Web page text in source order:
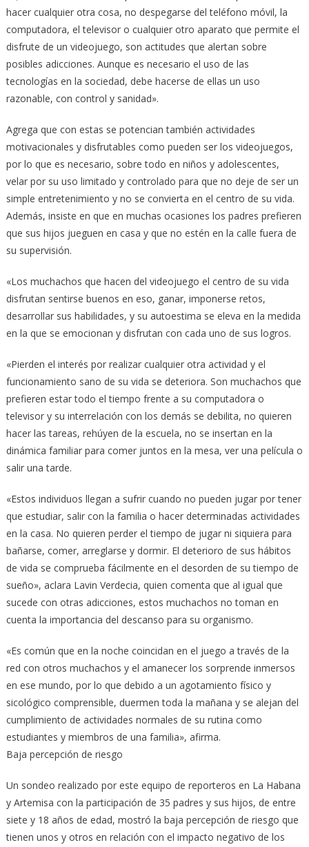
hacer cualquier otra cosa, no despegarse del teléfono móvil, la
computadora, el televisor o cualquier otro aparato que permite el
disfrute de un videojuego, son actitudes que alertan sobre
posibles adicciones. Aunque es necesario el uso de las
tecnologías en la sociedad, debe hacerse de ellas un uso
razonable, con control y sanidad».
Agrega que con estas se potencian también actividades
motivacionales y disfrutables como pueden ser los videojuegos,
por lo que es necesario, sobre todo en niños y adolescentes,
velar por su uso limitado y controlado para que no deje de ser un
simple entretenimiento y no se convierta en el centro de su vida.
Además, insiste en que en muchas ocasiones los padres prefieren
que sus hijos jueguen en casa y que no estén en la calle fuera de
su supervisión.
«Los muchachos que hacen del videojuego el centro de su vida
disfrutan sentirse buenos en eso, ganar, imponerse retos,
desarrollar sus habilidades, y su autoestima se eleva en la medida
en la que se emocionan y disfrutan con cada uno de sus logros.
«Pierden el interés por realizar cualquier otra actividad y el
funcionamiento sano de su vida se deteriora. Son muchachos que
prefieren estar todo el tiempo frente a su computadora o
televisor y su interrelación con los demás se debilita, no quieren
hacer las tareas, rehúyen de la escuela, no se insertan en la
dinámica familiar para comer juntos en la mesa, ver una película o
salir una tarde.
«Estos individuos llegan a sufrir cuando no pueden jugar por tener
que estudiar, salir con la familia o hacer determinadas actividades
en la casa. No quieren perder el tiempo de jugar ni siquiera para
bañarse, comer, arreglarse y dormir. El deterioro de sus hábitos
de vida se comprueba fácilmente en el desorden de su tiempo de
sueño», aclara Lavin Verdecia, quien comenta que al igual que
sucede con otras adicciones, estos muchachos no toman en
cuenta la importancia del descanso para su organismo.
«Es común que en la noche coincidan en el juego a través de la
red con otros muchachos y el amanecer los sorprende inmersos
en ese mundo, por lo que debido a un agotamiento físico y
sicológico comprensible, duermen toda la mañana y se alejan del
cumplimiento de actividades normales de su rutina como
estudiantes y miembros de una familia», afirma.
Baja percepción de riesgo
Un sondeo realizado por este equipo de reporteros en La Habana
y Artemisa con la participación de 35 padres y sus hijos, de entre
siete y 18 años de edad, mostró la baja percepción de riesgo que
tienen unos y otros en relación con el impacto negativo de los